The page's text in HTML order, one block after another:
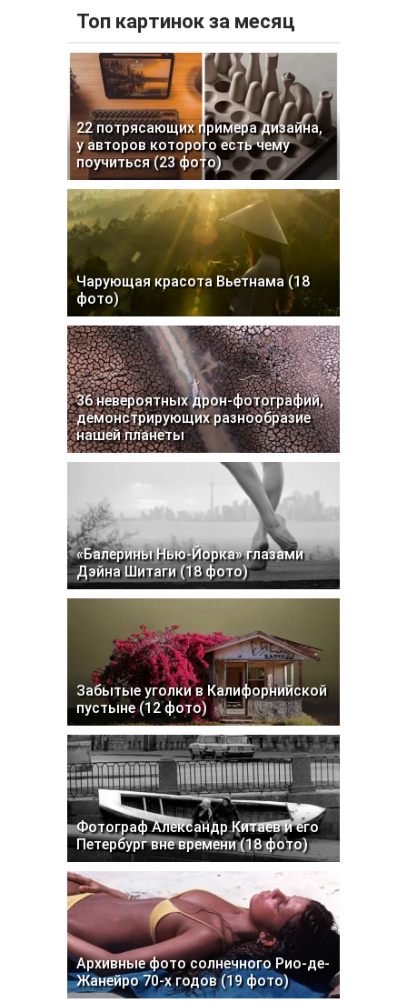
Топ картинок за месяц
22 потрясающих примера дизайна,
у авторов которого есть чему
поучиться (23 фото)
Чарующая красота Вьетнама (18
фото)
36 невероятных дрон-фотографий,
демонстрирующих разнообразие
нашей планеты
«Балерины Нью-Йорка» глазами
Дэйна Шитаги (18 фото)
Забытые уголки в Калифорнийской
пустыне (12 фото)
Фотограф Александр Китаев и его
Петербург вне времени (18 фото)
Архивные фото солнечного Рио-де-
Жанейро 70-х годов (19 фото)